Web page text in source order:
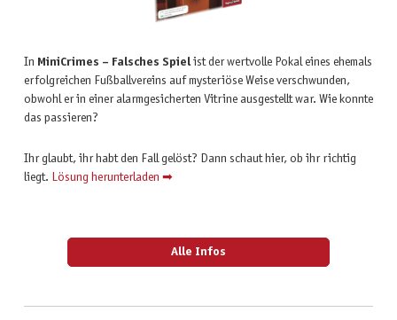
In MiniCrimes – Falsches Spielist der wertvolle Pokal eines ehemals
erfolgreichen Fußballvereins auf mysteriöse Weise verschwunden,
obwohl er in einer alarmgesicherten Vitrine ausgestellt war. Wie konnte
das passieren?
Ihr glaubt, ihr habt den Fall gelöst? Dann schaut hier, ob ihr richtig
liegt. Lösung herunterladen ➡
Alle Infos